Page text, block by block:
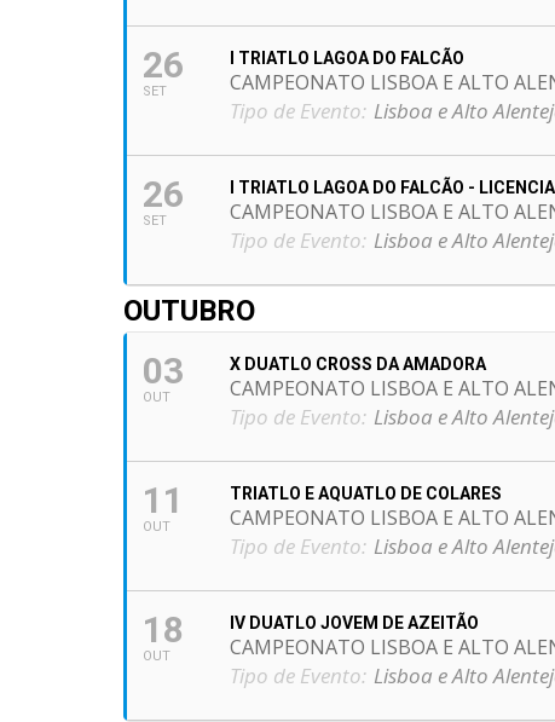
26
SET
I TRIATLO LAGOA DO FALCÃO
CAMPEONATO LISBOA E ALTO
Tipo de Evento: Lisboa e Alto
26
SET
I TRIATLO LAGOA DO FALCÃO -
CAMPEONATO LISBOA E ALTO
Tipo de Evento: Lisboa e Alto
OUTUBRO
03
OUT
X DUATLO CROSS DA AMADORA
CAMPEONATO LISBOA E ALTO
Tipo de Evento: Lisboa e Alto
11
OUT
TRIATLO E AQUATLO DE COLARES
CAMPEONATO LISBOA E ALTO
Tipo de Evento: Lisboa e Alto
18
OUT
IV DUATLO JOVEM DE AZEITÃO
CAMPEONATO LISBOA E ALTO
Tipo de Evento: Lisboa e Alto